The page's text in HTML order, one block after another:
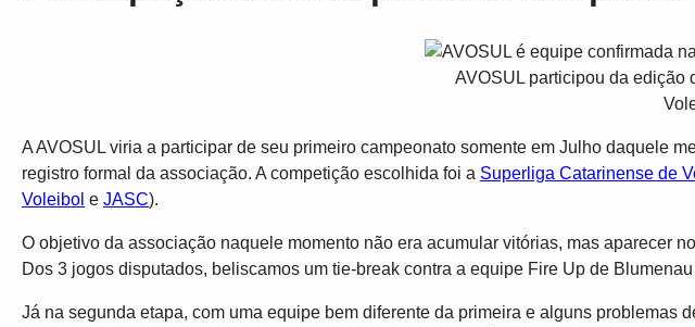
AVOSUL participou da edição
A AVOSUL viria a participar de seu primeiro campeonato somente em Julho daquele
registro formal da associação. A competição escolhida foi a Superliga Catarinense de
Voleibol e JASC).
O objetivo da associação naquele momento não era acumular vitórias, mas aparecer
Dos 3 jogos disputados, beliscamos um tie-break contra a equipe Fire Up de
Já na segunda etapa, com uma equipe bem diferente da primeira e alguns problemas